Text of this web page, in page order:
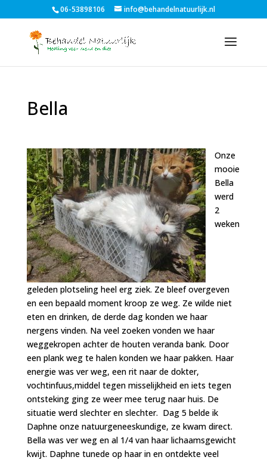
06-53898106 info@behandelnatuurlijk.nl
Bella
Onze
mooie
Bella
werd
2
weken
geleden plotseling heel erg ziek. Ze bleef overgeven
en een bepaald moment kroop ze weg. Ze wilde niet
eten en drinken, de derde dag konden we haar
nergens vinden. Na veel zoeken vonden we haar
weggekropen achter de houten veranda bank. Door
een plank weg te halen konden we haar pakken. Haar
energie was ver weg, een rit naar de dokter,
vochtinfuus,middel tegen misselijkheid en iets tegen
ontsteking ging ze weer mee terug naar huis. De
situatie werd slechter en slechter. Dag 5 belde ik
Daphne onze natuurgeneeskundige, ze kwam direct.
Bella was ver weg en al 1/4 van haar lichaamsgewicht
kwijt. Daphne tunede op haar in en ontdekte veel